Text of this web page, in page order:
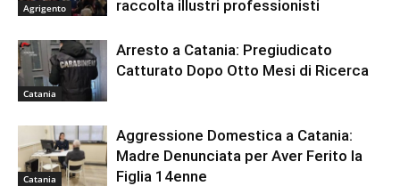
Agrigento
raccolta illustri professionisti
Catania
Arresto a Catania: Pregiudicato
Catturato Dopo Otto Mesi di Ricerca
Catania
Aggressione Domestica a Catania:
Madre Denunciata per Aver Ferito la
Figlia 14enne